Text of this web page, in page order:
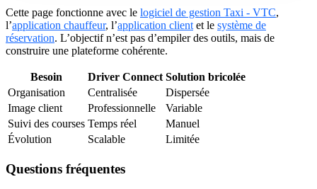
Cette page fonctionne avec le logiciel de gestion Taxi - VTC,
l’application chauffeur, l’application client et le système de
réservation. L’objectif n’est pas d’empiler des outils, mais de
construire une plateforme cohérente.
Besoin Driver Connect Solution bricolée
Organisation
Centralisée
Dispersée
Image client
Professionnelle
Variable
Suivi des courses Temps réel
Manuel
Évolution
Scalable Limitée
Questions fréquentes